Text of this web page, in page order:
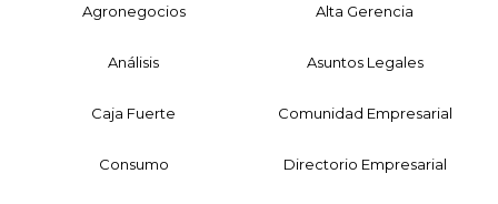
Agronegocios Alta Gerencia
Análisis Asuntos Legales
Caja Fuerte Comunidad Empresarial
Consumo Directorio Empresarial